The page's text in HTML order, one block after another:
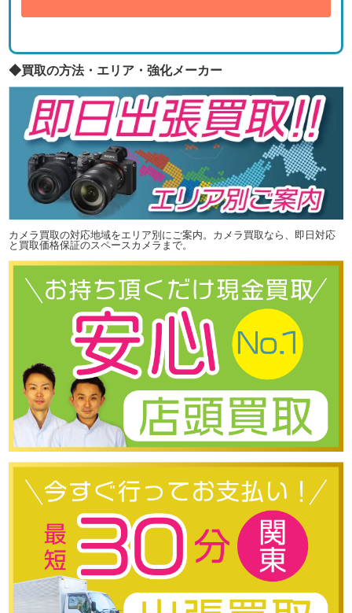
◆買取の方法・エリア・強化メーカー
カメラ買取の対応地域をエリア別にご案内。カメラ買取なら、即日対応
と買取価格保証のスペースカメラまで。